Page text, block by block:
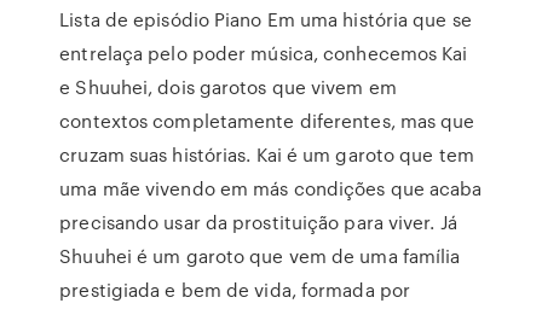
Lista de episódio Piano Em uma história que se
entrelaça pelo poder música, conhecemos Kai
e Shuuhei, dois garotos que vivem em
contextos completamente diferentes, mas que
cruzam suas histórias. Kai é um garoto que tem
uma mãe vivendo em más condições que acaba
precisando usar da prostituição para viver. Já
Shuuhei é um garoto que vem de uma família
prestigiada e bem de vida, formada por